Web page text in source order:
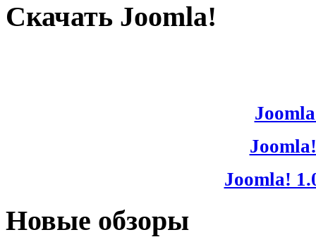
Скачать Joomla!
Joomla!
Новые обзоры